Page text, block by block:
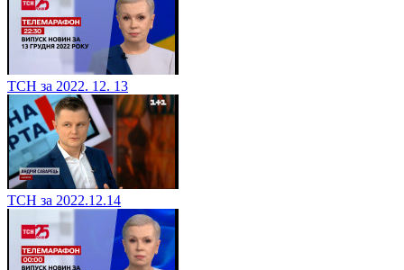
ТСН за 2022. 12. 13
ТСН за 2022.12.14